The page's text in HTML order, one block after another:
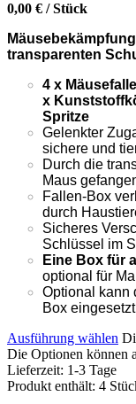
0,00 € /Stück
transparenten
4 x
x
Spritze
Gelenkter
sichere und
Durch die
Maus
Fallen-Box
durch
Sicheres
Schlüssel im
Eine Box für
optional für
Optional kann
Box
Ausführung wählen
Die Optionen können
Lieferzeit: 1-3 Tage
Produkt enthält: 4